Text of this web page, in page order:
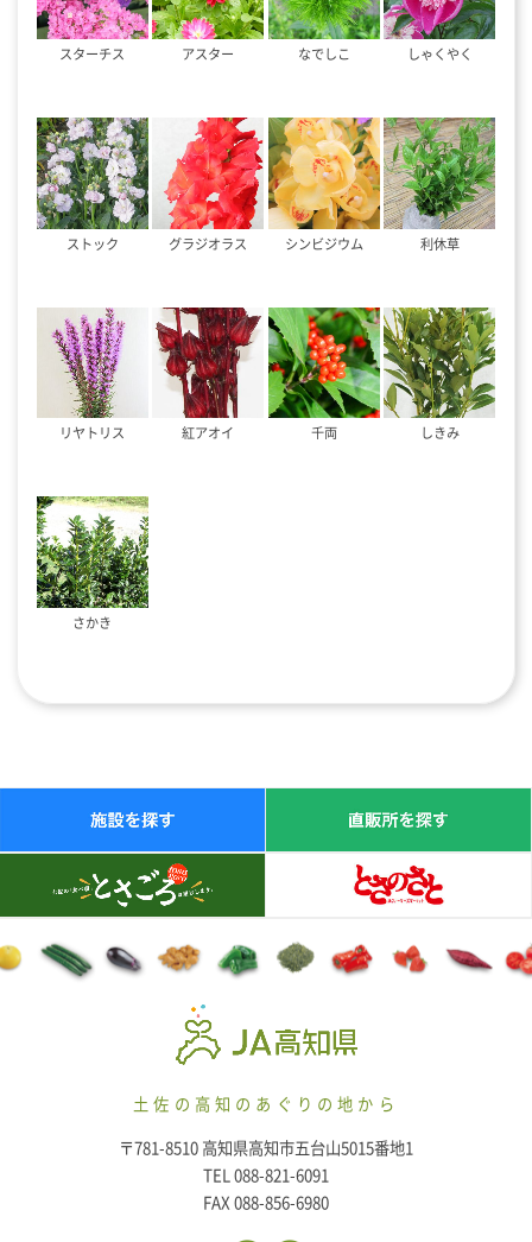
スターチス アスター なでしこ しゃくやく
ストック グラジオラス シンビジウム 利休草
リヤトリス 紅アオイ 千両 しきみ
さかき
土佐の高知のあぐりの地から
〒781-8510 高知県高知市五台山5015番地1
TEL 088-821-6091
FAX 088-856-6980